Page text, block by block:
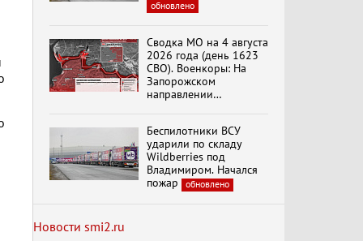
К ГРАЖДАНАМ
Г.А. Зюганова,
Председателя ЦК
КПРФ Руководителя
фракции КПРФ в
Государственной Думе
РФ (28.07.2026)
Документальный
фильм "Империализм и
Менять курс! В.Боглаев,
И.Буданов, А.Лежава,
Н.Останина
обновлено
Сводка МО на 4 августа
2026 года (день 1623
СВО). Военкоры: На
Запорожском
направлении
Степногорска
Беспилотники ВСУ
ударили по складу
Wildberries под
Владимиром. Начался
пожар
обновлено
Новости smi2.ru